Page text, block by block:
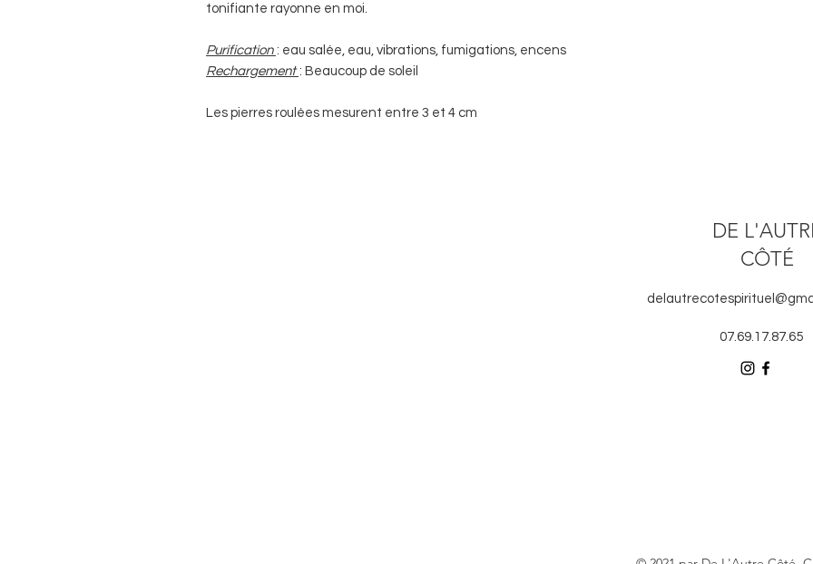
tonifiante rayonne en moi.
Purification : eau salée, eau, vibrations, fumigations, encens
Rechargement: Beaucoup de soleil
Les pierres roulées mesurent entre 3 et 4 cm
DE
CÔTÉ
07.69.17.87.65